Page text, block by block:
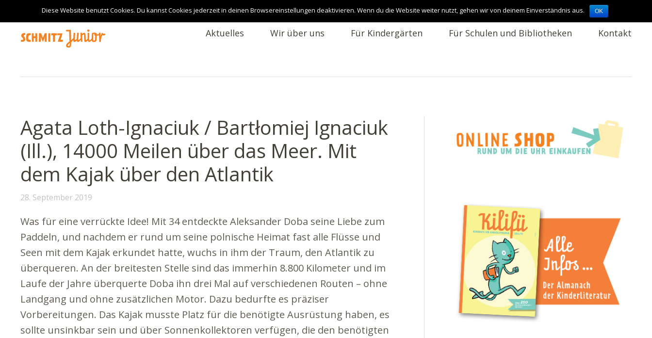
Aktuelles Wir über uns Für Kindergärten Für Schulen und Bibliotheken Kontakt
Agata Loth-Ignaciuk / Bartłomiej Ignaciuk
(Ill.), 14000 Meilen über das Meer. Mit
dem Kajak über den Atlantik
28. September 2019
Was für eine verrückte Idee! Mit 34 entdeckte Aleksander Doba seine Liebe zum
Paddeln, und nachdem er rund um seine polnische Heimat fast alle Flüsse und
Seen mit dem Kajak erkundet hatte, wuchs in ihm der Traum, den Atlantik zu
überqueren. An der breitesten Stelle sind das immerhin 8.800 Kilometer und im
Laufe der Jahre überquerte Doba ihn drei Mal auf verschiedenen Routen – ohne
Landgang und ohne zusätzlichen Motor. Dazu bedurfte es präziser
Vorbereitungen. Das Kajak musste Platz für die benötigte Ausrüstung haben, es
sollte unsinkbar sein und über Sonnenkollektoren verfügen, die den benötigten
Diese Website benutzt Cookies. Du kannst Cookies jederzeit in deinen Browsereinstellungen deaktivieren. Wenn du die Website weiter nutzt, gehen wir von deinem Einverständnis aus. OK